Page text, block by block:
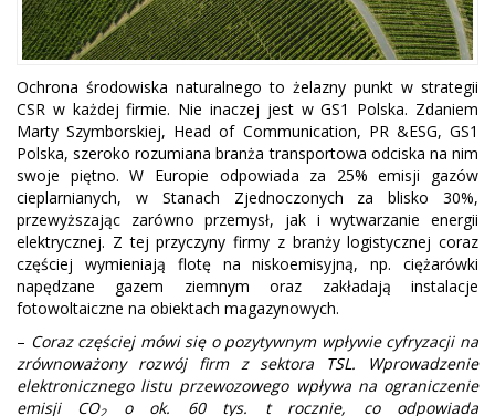
Ochrona środowiska naturalnego to żelazny punkt w strategii
CSR w każdej firmie. Nie inaczej jest w GS1 Polska. Zdaniem
Marty Szymborskiej, Head of Communication, PR &ESG, GS1
Polska, szeroko rozumiana branża transportowa odciska na nim
swoje piętno. W Europie odpowiada za 25% emisji gazów
cieplarnianych, w Stanach Zjednoczonych za blisko 30%,
przewyższając zarówno przemysł, jak i wytwarzanie energii
elektrycznej. Z tej przyczyny firmy z branży logistycznej coraz
częściej wymieniają flotę na niskoemisyjną, np. ciężarówki
napędzane gazem ziemnym oraz zakładają instalacje
fotowoltaiczne na obiektach magazynowych.
– Coraz częściej mówi się o pozytywnym wpływie cyfryzacji na
zrównoważony rozwój firm z sektora TSL. Wprowadzenie
elektronicznego listu przewozowego wpływa na ograniczenie
emisji CO2o ok. 60 tys. t rocznie, co odpowiada